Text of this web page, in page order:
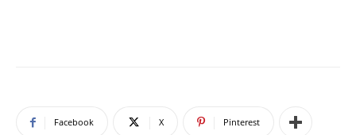
Facebook X Pinterest